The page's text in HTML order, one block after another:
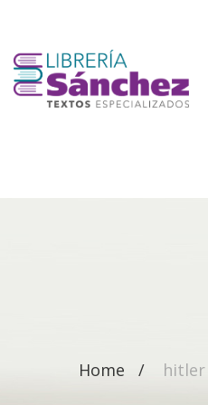
Home hitler